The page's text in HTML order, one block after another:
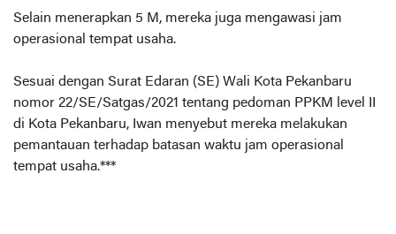
Selain menerapkan 5 M, mereka juga mengawasi jam
operasional tempat usaha.
Sesuai dengan Surat Edaran (SE) Wali Kota Pekanbaru
nomor 22/SE/Satgas/2021 tentang pedoman PPKM level II
di Kota Pekanbaru, Iwan menyebut mereka melakukan
pemantauan terhadap batasan waktu jam operasional
tempat usaha.***